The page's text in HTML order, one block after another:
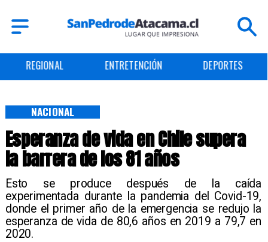
REGIONAL ENTRETENCIÓN DEPORTES
Esperanza de vida en Chile supera
la barrera de los 81 años
​Esto se produce después de la caída
experimentada durante la pandemia del Covid-19,
donde el primer año de la emergencia se redujo la
esperanza de vida de 80,6 años en 2019 a 79,7 en
2020.
NACIONAL